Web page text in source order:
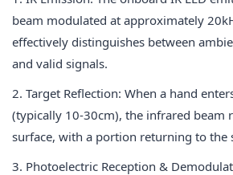
beam modulated at approximately
effectively distinguishes between
and valid signals.
2. Target Reflection: When a hand
(typically 10-30cm), the infrared beam
surface, with a portion returning to the
3. Photoelectric Reception &